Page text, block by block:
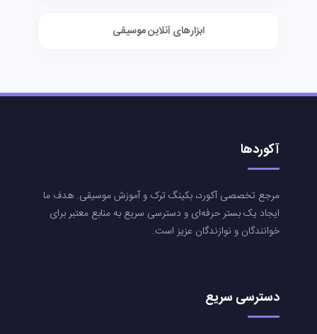
ابزارهای آنلاین موسیقی
آکوردها
مرجع تخصصی آکورد، بکینگ ترک و آموزش موسیقی. هدف ما
ایجاد یک بستر حرفه‌ای و دسترسی سریع به منابع معتبر برای
خوانندگان و نوازندگان عزیز است.
دسترسی سریع